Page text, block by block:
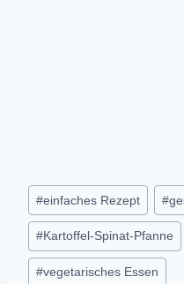
Post
Tags:
#einfaches Rezept #
#Kartoffel-Spinat-Pfanne
#vegetarisches Essen